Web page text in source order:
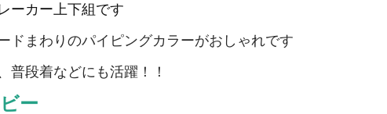
ーカー上下組です
ドまわりのパイピングカラーがおしゃれです
普段着などにも活躍 ！！
ー